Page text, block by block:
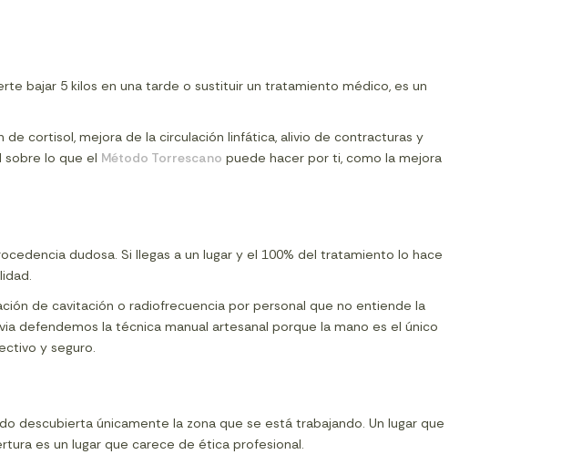
bajar 5 kilos en una tarde o sustituir un tratamiento médico, es un
cortisol, mejora de la circulación linfática, alivio de contracturas y
sobre lo que el Método Torrescano puede hacer por ti, como la mejora
dudosa. Si llegas a un lugar y el 100% del tratamiento lo hace
de cavitación o radiofrecuencia por personal que no entiende la
defendemos la técnica manual artesanal porque la mano es el único
y seguro.
descubierta únicamente la zona que se está trabajando. Un lugar que
es un lugar que carece de ética profesional.